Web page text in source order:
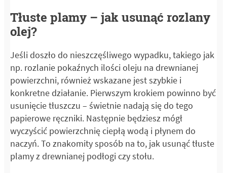
Tłuste plamy – jak usunąć rozlany
olej?
Jeśli doszło do nieszczęśliwego wypadku, takiego jak
np. rozlanie pokaźnych ilości oleju na drewnianej
powierzchni, również wskazane jest szybkie i
konkretne działanie. Pierwszym krokiem powinno być
usunięcie tłuszczu – świetnie nadają się do tego
papierowe ręczniki. Następnie będziesz mógł
wyczyścić powierzchnię ciepłą wodą i płynem do
naczyń. To znakomity sposób na to, jak usunąć tłuste
plamy z drewnianej podłogi czy stołu.